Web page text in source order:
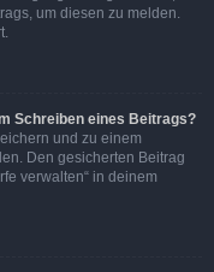
um diesen zu melden.
Schreiben eines Beitrags?
und zu einem
Den gesicherten Beitrag
verwalten“ in deinem